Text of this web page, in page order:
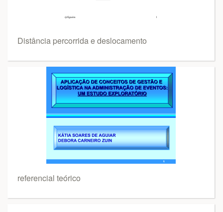
Distância percorrida e deslocamento
referencial teórico